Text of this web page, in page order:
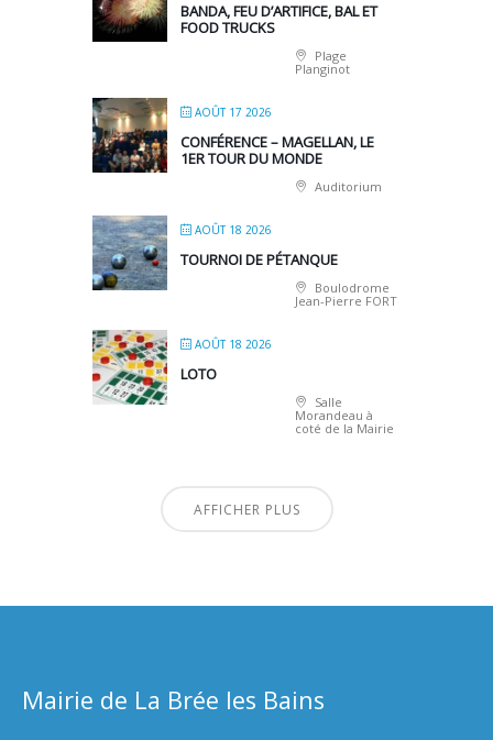
BANDA, FEU D’ARTIFICE, BAL ET
FOOD TRUCKS
Plage
Planginot
AOÛT 17 2026
CONFÉRENCE – MAGELLAN, LE
1ER TOUR DU MONDE
Auditorium
AOÛT 18 2026
TOURNOI DE PÉTANQUE
Boulodrome
Jean-Pierre FORT
AOÛT 18 2026
LOTO
Salle
Morandeau à
coté de la Mairie
AFFICHER PLUS
Mairie de La Brée les Bains